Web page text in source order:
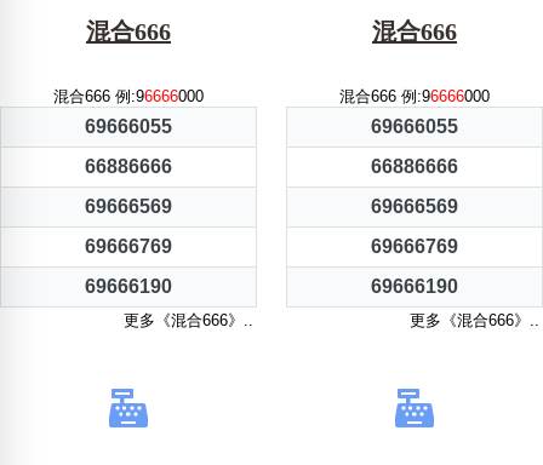
混合666
混合666 例:96666000
69666055
66886666
69666569
69666769
69666190
更多《混合666》..
混合666
混合666 例:96666000
69666055
66886666
69666569
69666769
69666190
更多《混合666》..